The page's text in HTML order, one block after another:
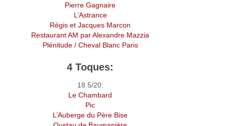
Pierre Gagnaire
L’Astrance
Régis et Jacques Marcon
Restaurant AM par Alexandre Mazzia
Plénitude / Cheval Blanc Paris
4 Toques:
18.5/20:
Le Chambard
Pic
L’Auberge du Père Bise